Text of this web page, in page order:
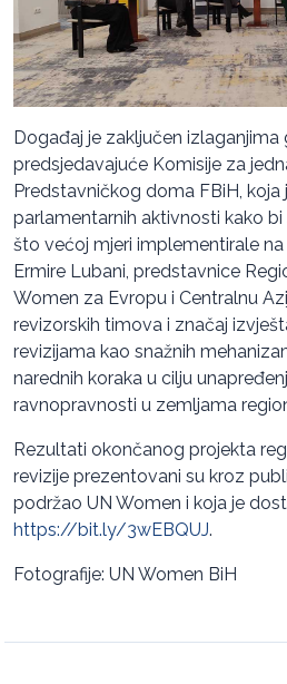
Događaj je zaključen izlaganjima
predsjedavajuće Komisije za
Predstavničkog doma FBiH,
parlamentarnih aktivnosti kako
što većoj mjeri implementirale
Ermire Lubani, predstavnice
Women za Evropu i Centralnu
revizorskih timova i značaj
revizijama kao snažnih
narednih koraka u cilju
ravnopravnosti u zemljama
Rezultati okončanog projekta
revizije prezentovani su kroz
podržao UN Women i koja je
https://bit.ly/3wEBQUJ.
Fotografije: UN Women BiH